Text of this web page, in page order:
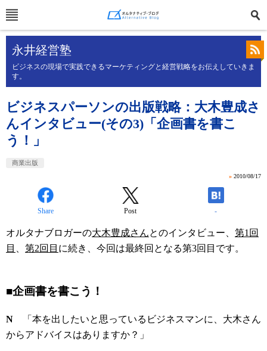
永井経営塾
ビジネスの現場で実践できるマーケティングと経営戦略をお伝えしていきま
す。
ビジネスパーソンの出版戦略：大木豊成さ
んインタビュー(その3)「企画書を書こ
う！」
商業出版
» 2010/08/17
Share Post -
オルタナブロガーの大木豊成さんとのインタビュー、 第1回
目
第2回目 に続き、今回は最終回となる第3回目です。
■企画書を書こう！
N
「本を出したいと思っているビジネスマンに、大木さん
からアドバイスはありますか？」